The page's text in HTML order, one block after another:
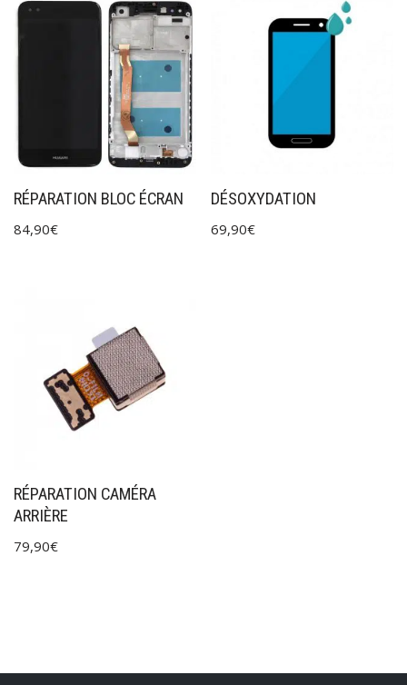
RÉPARATION BLOC ÉCRAN
84,90€
DÉSOXYDATION
69,90€
RÉPARATION CAMÉRA
ARRIÈRE
79,90€